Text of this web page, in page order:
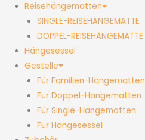
Reisehängematten
SINGLE-REISEHÄNGEMATTE
DOPPEL-REISEHÄNGEMATTE
Hängesessel
Gestelle
Für Familien-Hängematten
Für Doppel-Hängematten
Für Single-Hängematten
Für Hängesessel